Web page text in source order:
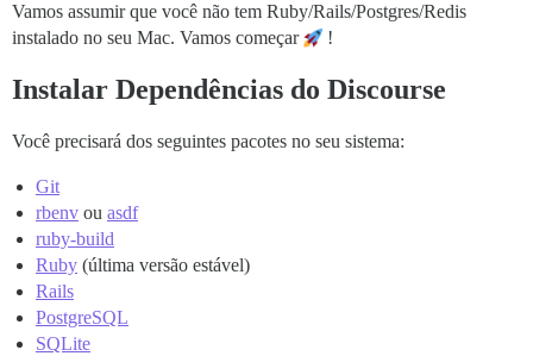
Vamos assumir que você não tem Ruby/Rails/Postgres/Redis
instalado no seu Mac. Vamos começar
!
Instalar Dependências do Discourse
Você precisará dos seguintes pacotes no seu sistema:
Git
rbenv ou asdf
ruby-build
Ruby (última versão estável)
Rails
PostgreSQL
SQLite